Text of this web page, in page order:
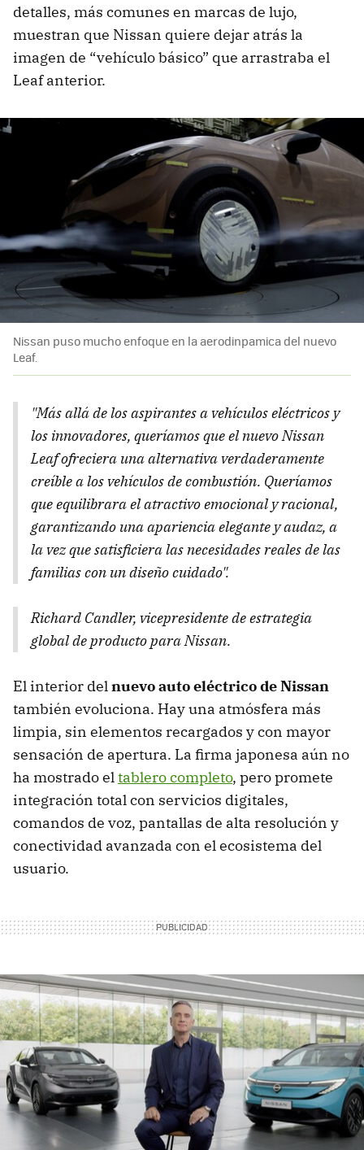
detalles, más comunes en marcas de lujo,
muestran que Nissan quiere dejar atrás la
imagen de “vehículo básico” que arrastraba el
Leaf anterior.
Nissan puso mucho enfoque en la aerodinpamica del nuevo
Leaf.
"Más allá de los aspirantes a vehículos eléctricos y
los innovadores, queríamos que el nuevo Nissan
Leaf ofreciera una alternativa verdaderamente
creíble a los vehículos de combustión. Queríamos
que equilibrara el atractivo emocional y racional,
garantizando una apariencia elegante y audaz, a
la vez que satisficiera las necesidades reales de las
familias con un diseño cuidado".
Richard Candler, vicepresidente de estrategia
global de producto para Nissan.
El interior delnuevo auto eléctrico de Nissan
también evoluciona. Hay una atmósfera más
limpia, sin elementos recargados y con mayor
sensación de apertura. La firma japonesa aún no
ha mostrado eltablero completo, pero promete
integración total con servicios digitales,
comandos de voz, pantallas de alta resolución y
conectividad avanzada con el ecosistema del
usuario.